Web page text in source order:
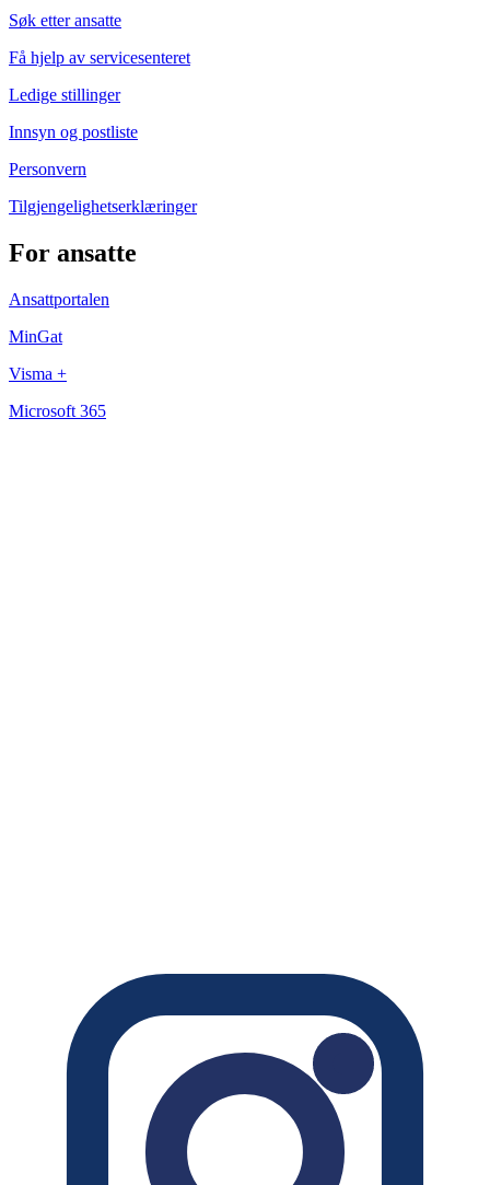
Søk etter ansatte
Få hjelp av servicesenteret
Ledige stillinger
Innsyn og postliste
Personvern
Tilgjengelighetserklæringer
For ansatte
Ansattportalen
MinGat
Visma +
Microsoft 365